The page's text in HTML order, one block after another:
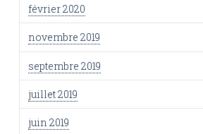
février 2020
novembre 2019
septembre 2019
juillet 2019
juin 2019